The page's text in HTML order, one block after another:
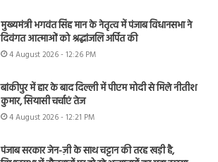
मुख्यमंत्री भगवंत सिंह मान के नेतृत्व में पंजाब विधानसभा ने
दिवंगत आत्माओं को श्रद्धांजलि अर्पित की
4 August 2026 - 12:26 PM
बांकीपुर में हार के बाद दिल्ली में पीएम मोदी से मिले नीतीश
कुमार, सियासी चर्चाएं तेज
4 August 2026 - 12:21 PM
पंजाब सरकार जेन-ज़ी के साथ चट्टान की तरह खड़ी है,